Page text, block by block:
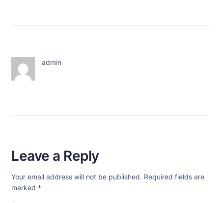
admin
Leave a Reply
Your email address will not be published. Required fields are
marked *